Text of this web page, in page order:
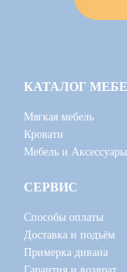
КАТАЛОГ
Мягкая мебель
Кровати
Мебель и Аксессуары
СЕРВИС
Способы оплаты
Доставка и подъём
Примерка дивана